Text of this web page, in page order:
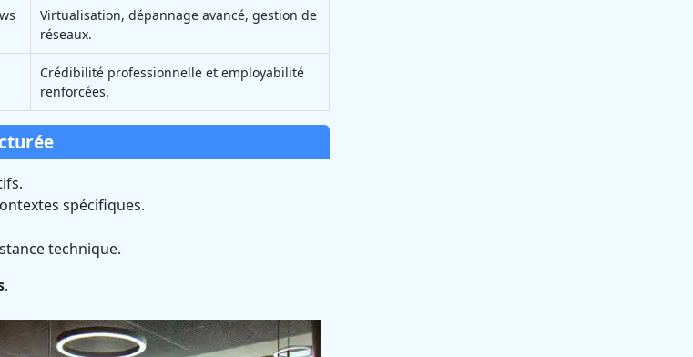
Virtualisation, dépannage avancé, gestion de
réseaux.
Crédibilité professionnelle et employabilité
renforcées.
spécifiques.
technique.
.